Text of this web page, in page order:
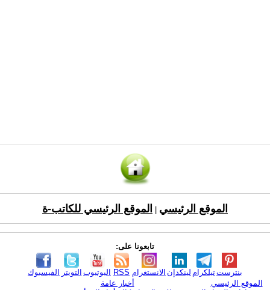
الموقع الرئيسي الموقع الرئيسي للكاتب-ة
تابعونا على:
الفيسبوك التويتر اليوتيوب RSS الانستغرام لينكدإن تيلكرامبنترست
الموقع الرئيسي
أخبار عامة